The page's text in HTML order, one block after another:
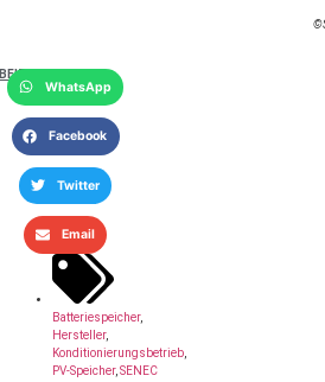
BEITRAG TEILEN
WhatsApp
Facebook
Twitter
Email
Batteriespeicher,
Hersteller,
Konditionierungsbetrieb,
PV-Speicher, SENEC